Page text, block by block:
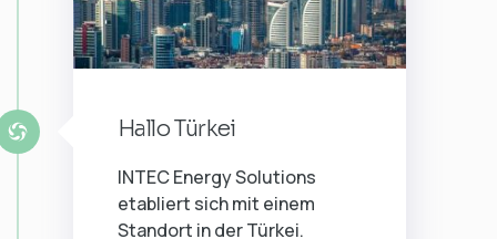
Hallo Türkei
INTEC Energy Solutions
etabliert sich mit einem
Standort in der Türkei.